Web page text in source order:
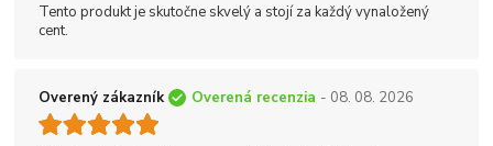
Tento produkt je skutočne skvelý a stojí za každý vynaložený
cent.
Overený zákazník Overená recenzia - 08. 08. 2026